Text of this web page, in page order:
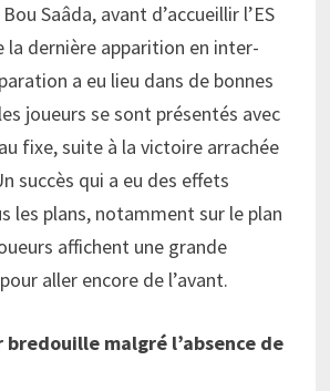
Saâda, avant d’accueillir l’ES
la dernière apparition en inter-
a eu lieu dans de bonnes
joueurs se sont présentés avec
fixe, suite à la victoire arrachée
succès qui a eu des effets
les plans, notamment sur le plan
affichent une grande
aller encore de l’avant.
bredouille malgré l’absence de